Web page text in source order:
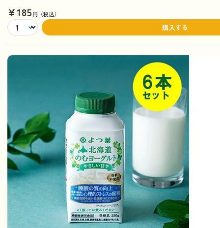
¥185円（税込）
購入する